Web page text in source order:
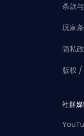
条款
玩家
隐私
版权 /
社群